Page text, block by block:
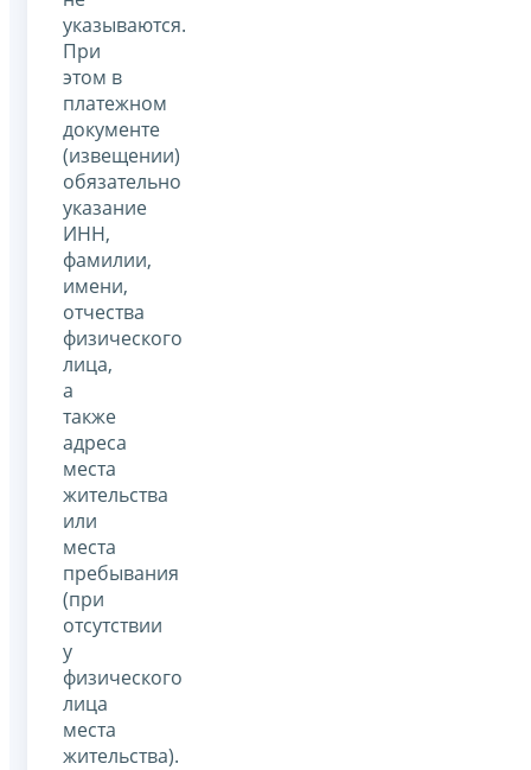
указываются.
При
этом в
платежном
документе
(извещении)
обязательно
указание
ИНН,
фамилии,
имени,
отчества
физического
лица,
а
также
адреса
места
жительства
или
места
пребывания
(при
отсутствии
у
физического
лица
места
жительства).